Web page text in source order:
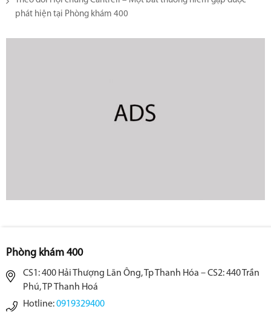
phát hiện tại Phòng khám 400
Phòng khám 400
CS1: 400 Hải Thượng Lãn Ông, Tp Thanh Hóa – CS2: 440 Trần
Phú, TP Thanh Hoá
Hotline:0919329400